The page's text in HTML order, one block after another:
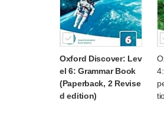
Oxford Discover: Lev
el 6: Grammar Book
(Paperback, 2 Revise
d edition)